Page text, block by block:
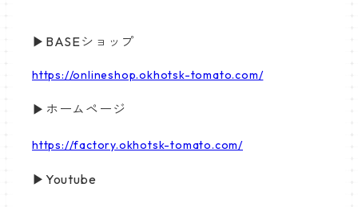
▶BASEショップ
https://onlineshop.okhotsk-tomato.com/
▶ホームページ
https://factory.okhotsk-tomato.com/
▶Youtube